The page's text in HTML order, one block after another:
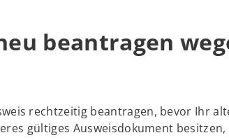
beantragen
rechtzeitig beantragen, bevor Ihr
gültiges Ausweisdokument besitzen,